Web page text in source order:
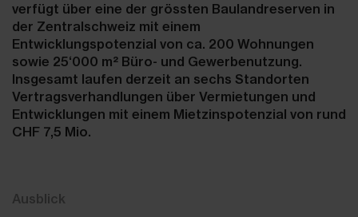
verfügt über eine der grössten Baulandreserven in
der Zentralschweiz mit einem
Entwicklungspotenzial von ca. 200 Wohnungen
sowie 25‘000 m² Büro- und Gewerbenutzung.
Insgesamt laufen derzeit an sechs Standorten
Vertragsverhandlungen über Vermietungen und
Entwicklungen mit einem Mietzinspotenzial von rund
CHF 7,5 Mio.
Ausblick